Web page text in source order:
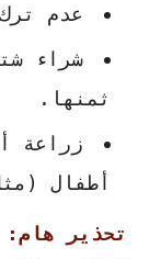
عدم
شراء
ثمنها.
زراعة
أطفال
تحذير